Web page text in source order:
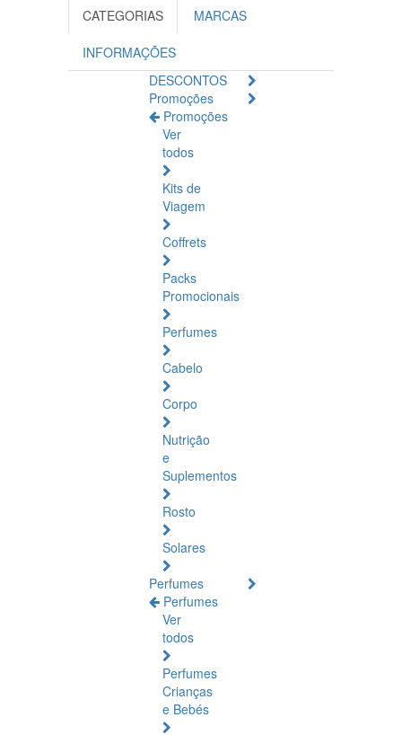
CATEGORIAS MARCAS
INFORMAÇÕES
DESCONTOS
Promoções
Promoções
Ver
todos
Kits de
Viagem
Coffrets
Packs
Promocionais
Perfumes
Cabelo
Corpo
Nutrição
e
Suplementos
Rosto
Solares
Perfumes
Perfumes
Ver
todos
Perfumes
Crianças
e Bebés